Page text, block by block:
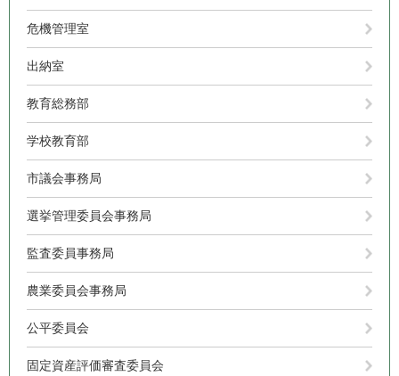
危機管理室
出納室
教育総務部
学校教育部
市議会事務局
選挙管理委員会事務局
監査委員事務局
農業委員会事務局
公平委員会
固定資産評価審査委員会